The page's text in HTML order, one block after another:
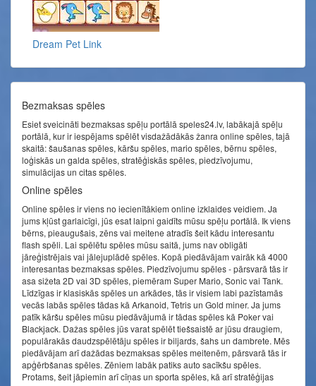
Dream Pet Link
Bezmaksas spēles
Esiet sveicināti bezmaksas spēļu portālā speles24.lv, labākajā spēļu
portālā, kur ir iespējams spēlēt visdažādākās žanra online spēles, tajā
skaitā: šaušanas spēles, kāršu spēles, mario spēles, bērnu spēles,
loģiskās un galda spēles, stratēģiskās spēles, piedzīvojumu,
simulācijas un citas spēles.
Online spēles
Online spēles ir viens no iecienītākiem online izklaides veidiem. Ja
jums kļūst garlaicīgi, jūs esat laipni gaidīts mūsu spēļu portālā. Ik viens
bērns, pieaugušais, zēns vai meitene atradīs šeit kādu interesantu
flash spēli. Lai spēlētu spēles mūsu saitā, jums nav obligāti
jāreģistrējais vai jālejuplādē spēles. Kopā piedāvājam vairāk kā 4000
interesantas bezmaksas spēles. Piedzīvojumu spēles - pārsvarā tās ir
asa sižeta 2D vai 3D spēles, piemēram Super Mario, Sonic vai Tank.
Līdzīgas ir klasiskās spēles un arkādes, tās ir visiem labi pazīstamās
vecās labās spēles tādas kā Arkanoid, Tetris un Gold miner. Ja jums
patīk kāršu spēles mūsu piedāvājumā ir tādas spēles kā Poker vai
Blackjack. Dažas spēles jūs varat spēlēt tiešsaistē ar jūsu draugiem,
populārakās daudzspēlētāju spēles ir biljards, šahs un dambrete. Mēs
piedāvājam arī dažādas bezmaksas spēles meitenēm, pārsvarā tās ir
apģērbšanas spēles. Zēniem labāk patiks auto sacīkšu spēles.
Protams, šeit jāpiemin arī cīņas un sporta spēles, kā arī stratēģijas